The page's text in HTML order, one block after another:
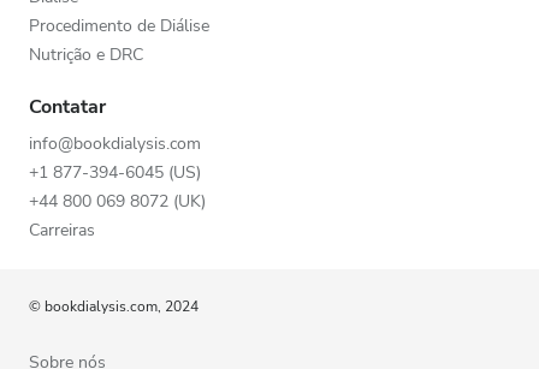
Procedimento de Diálise
Nutrição e DRC
Contatar
info@bookdialysis.com
+1 877-394-6045 (US)
+44 800 069 8072 (UK)
Carreiras
© bookdialysis.com, 2024
Sobre nós